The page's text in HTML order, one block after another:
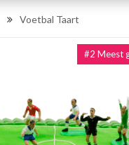
Voetbal Taart
#2 Meest